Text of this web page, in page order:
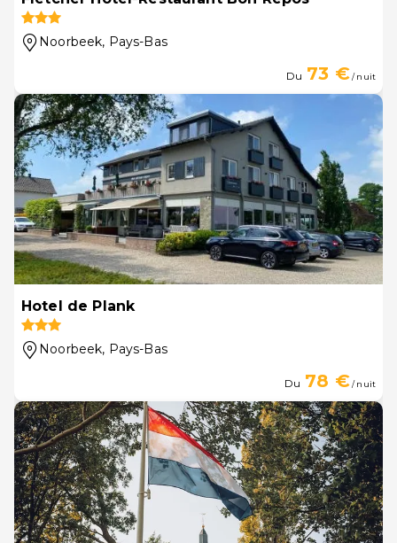
Noorbeek, Pays-Bas
Du 73 €/ nuit
Hotel de Plank
Noorbeek, Pays-Bas
Du 78 €/ nuit